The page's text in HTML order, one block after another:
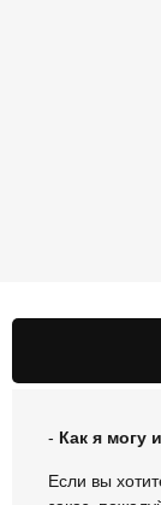
- Как я могу
Если вы